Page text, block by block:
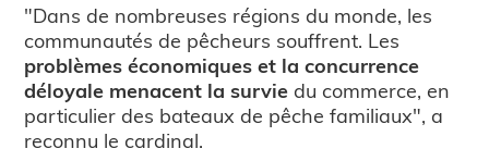
"Dans de nombreuses régions du monde, les
communautés de pêcheurs souffrent. Les
problèmes économiques et la concurrence
déloyale menacent la surviedu commerce, en
particulier des bateaux de pêche familiaux", a
reconnu le cardinal.